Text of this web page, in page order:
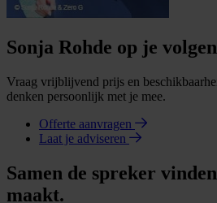
Sonja Rohde op je
Vraag vrijblijvend prijs en
denken persoonlijk met je mee.
Offerte aanvragen
Laat je adviseren
Samen de spreker
maakt.